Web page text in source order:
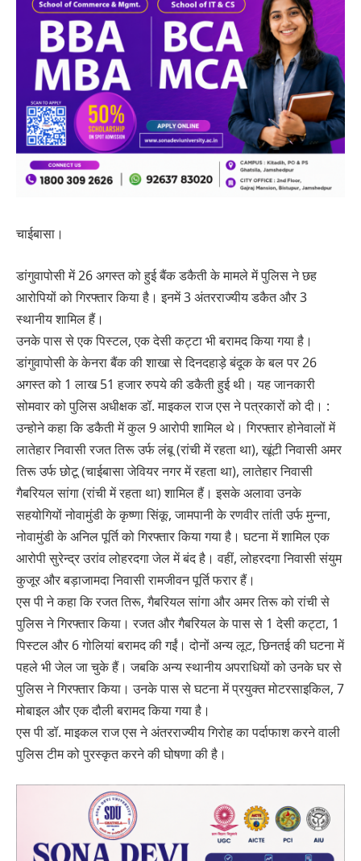
चाईबासा।
डांगुवापोसी में 26 अगस्त को हुई बैंक डकैती के मामले में पुलिस ने छह
आरोपियों को गिरफ्तार किया है। इनमें 3 अंतरराज्यीय डकैत और 3
स्थानीय शामिल हैं।
उनके पास से एक पिस्टल, एक देसी कट्टा भी बरामद किया गया है।
डांगुवापोसी के केनरा बैंक की शाखा से दिनदहाड़े बंदूक के बल पर 26
अगस्त को 1 लाख 51 हजार रुपये की डकैती हुई थी। यह जानकारी
सोमवार को पुलिस अधीक्षक डॉ. माइकल राज एस ने पत्रकारों को दी। :
उन्होने कहा कि डकैती में कुल 9 आरोपी शामिल थे। गिरफ्तार होनेवालों में
लातेहार निवासी रजत तिरू उर्फ लंबू (रांची में रहता था), खूंटी निवासी अमर
तिरू उर्फ छोटू (चाईबासा जेवियर नगर में रहता था), लातेहार निवासी
गैबरियल सांगा (रांची में रहता था) शामिल हैं। इसके अलावा उनके
सहयोगियों नोवामुंडी के कृष्णा सिंकू, जामपानी के रणवीर तांती उर्फ मुन्ना,
नोवामुंडी के अनिल पूर्ति को गिरफ्तार किया गया है। घटना में शामिल एक
आरोपी सुरेन्द्र उरांव लोहरदगा जेल में बंद है। वहीं, लोहरदगा निवासी संयुम
कुजूर और बड़ाजामदा निवासी रामजीवन पूर्ति फरार हैं।
एस पी ने कहा कि रजत तिरू, गैबरियल सांगा और अमर तिरू को रांची से
पुलिस ने गिरफ्तार किया। रजत और गैबरियल के पास से 1 देसी कट्टा, 1
पिस्टल और 6 गोलियां बरामद की गईं। दोनों अन्य लूट, छिनतई की घटना में
पहले भी जेल जा चुके हैं। जबकि अन्य स्थानीय अपराधियों को उनके घर से
पुलिस ने गिरफ्तार किया। उनके पास से घटना में प्रयुक्त मोटरसाइकिल, 7
मोबाइल और एक दौली बरामद किया गया है।
एस पी डॉ. माइकल राज एस ने अंतरराज्यीय गिरोह का पर्दाफाश करने वाली
पुलिस टीम को पुरस्कृत करने की घोषणा की है।